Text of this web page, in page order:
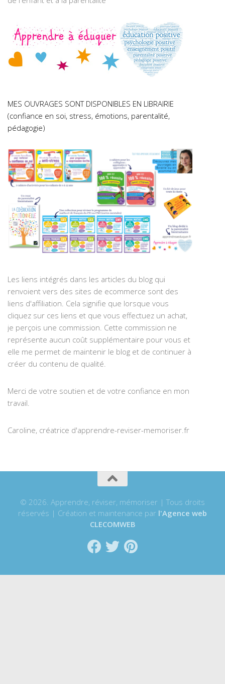
MES OUVRAGES SONT DISPONIBLES EN LIBRAIRIE
(confiance en soi, stress, émotions, parentalité,
pédagogie)
Les liens intégrés dans les articles du blog qui
renvoient vers des sites de ecommerce sont des
liens d'affiliation. Cela signifie que lorsque vous
cliquez sur ces liens et que vous effectuez un achat,
je perçois une commission. Cette commission ne
représente aucun coût supplémentaire pour vous et
elle me permet de maintenir le blog et de continuer à
créer du contenu de qualité.
Merci de votre soutien et de votre confiance en mon
travail.
Caroline, créatrice d'apprendre-reviser-memoriser.fr
© 2026. Apprendre, réviser, mémoriser | Tous droits
réservés | Création et maintenance par l'Agence web
CLECOMWEB